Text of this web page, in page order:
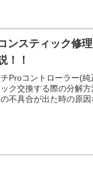
ンスティック修
！！
Proコントローラー(
ク交換する際の分解
不具合が出た時の原因